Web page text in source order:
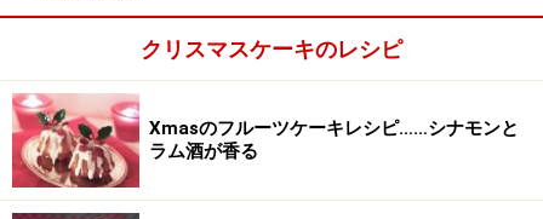
クリスマスケーキのレシピ
Xmasのフルーツケーキレシピ……シナモンと
ラム酒が香る